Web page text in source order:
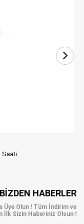
Saati
BIZDEN HABERLER
Üye Olun ! Tüm İndirim ve
İlk Sizin Haberiniz Olsun !